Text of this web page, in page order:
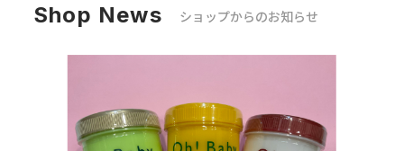
Shop News ショップからのお知らせ